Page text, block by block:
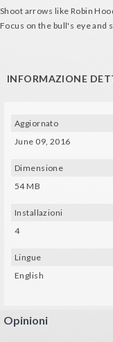
Shoot arrows like Robin
Focus on the bull's eye and
INFORMAZIONE
Aggiornato
June 09, 2016
Dimensione
54 MB
Installazioni
4
Lingue
English
Opinioni